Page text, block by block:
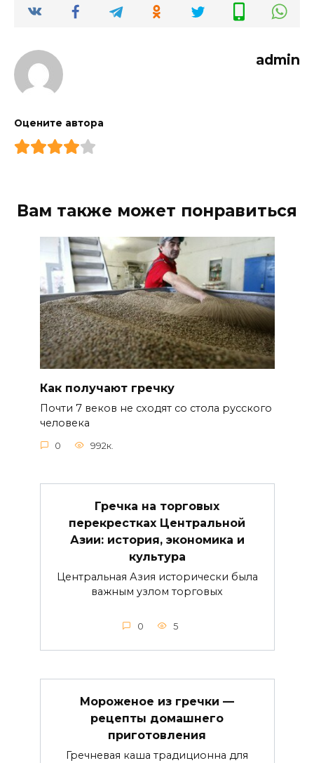
admin
Оцените автора
Вам также может понравиться
Как получают гречку
Почти 7 веков не сходят со стола русского
человека
0 992к.
Гречка на торговых
перекрестках Центральной
Азии: история, экономика и
культура
Центральная Азия исторически была
важным узлом торговых
0 5
Мороженое из гречки —
рецепты домашнего
приготовления
Гречневая каша традиционна для